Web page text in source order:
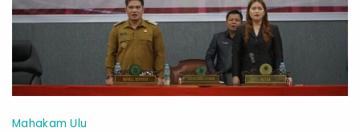
Keuangan
Mahakam Ulu